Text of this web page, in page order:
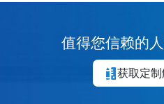
值得您信赖的
获取定